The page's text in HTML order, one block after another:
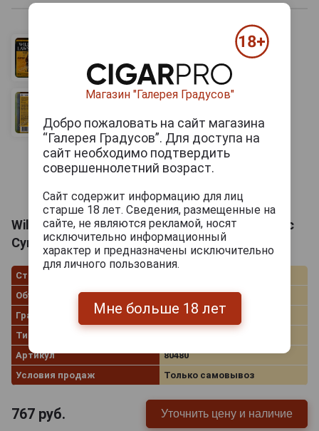
William Lawsons Super Spiced Вильям Лоусонс
Супер Спайсд 0.25л
Страна производства
Объём
0.25 л
Градус
35.0%
Тип
Артикул
80480
Условия продаж
Только самовывоз
767 руб. Уточнить цену и наличие
Магазин "Галерея Градусов"
Добро пожаловать на сайт магазина
“Галерея Градусов”. Для доступа на
сайт необходимо подтвердить
совершеннолетний возраст.
Сайт содержит информацию для лиц
старше 18 лет. Сведения, размещенные на
сайте, не являются рекламой, носят
исключительно информационный
характер и предназначены исключительно
для личного пользования.
Мне больше 18 лет